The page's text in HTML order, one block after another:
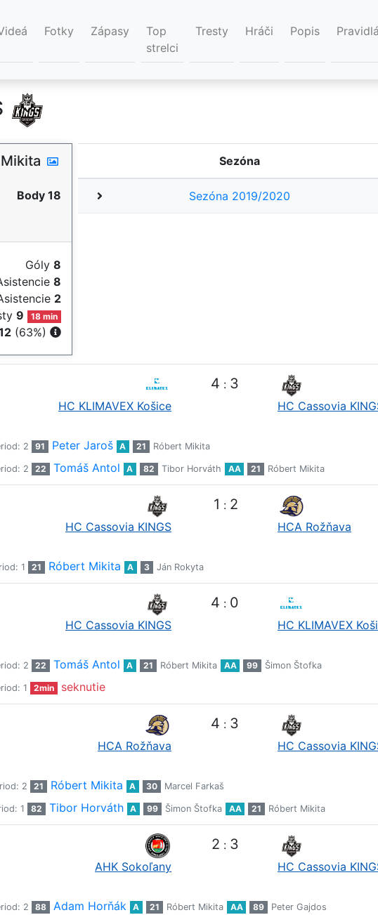
Fotky Zápasy
Top
strelci
Tresty Hráči Popis Pravidlá
Body 18
Góly 8
8
2
9 18 min
(63%)
Sezóna
Sezóna 2019/2020
HC KLIMAVEX Košice
4 : 3
HC Cassovia
2 91 Peter Jaroš A 21 Róbert Mikita
2 22 Tomáš Antol A 82 Tibor Horváth AA 21 Róbert Mikita
HC Cassovia KINGS
1 : 2
HCA Rožňava
1 21 Róbert Mikita A 3 Ján Rokyta
HC Cassovia KINGS
4 : 0
HC KLIMAVEX
2 22 Tomáš Antol A 21 Róbert Mikita AA 99 Šimon Štofka
1 2min seknutie
HCA Rožňava
4 : 3
HC Cassovia
2 21 Róbert Mikita A 30 Marcel Farkaš
1 82 Tibor Horváth A 99 Šimon Štofka AA 21 Róbert Mikita
AHK Sokoľany
2 : 3
HC Cassovia
2 88 Adam Horňák A 21 Róbert Mikita AA 89
Peter Gajdos